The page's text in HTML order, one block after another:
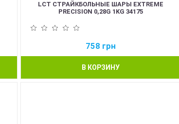
LCT СТРАЙКБОЛЬНЫЕ ШАРЫ EXTREME
PRECISION 0,28G 1KG 34175
758 грн
В КОРЗИНУ